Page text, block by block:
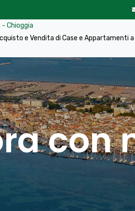
- Chioggia
e Vendita di Case e Appartamenti a
con